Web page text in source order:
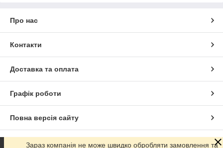
Про нас
Контакти
Доставка та оплата
Графік роботи
Повна версія сайту
Сайт створено на маркетплейсі Prom.ua
Зараз компанія не може швидко обробляти замовлення та